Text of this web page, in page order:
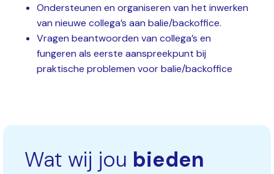
Ondersteunen en organiseren van het inwerken
van nieuwe collega’s aan balie/backoffice.
Vragen beantwoorden van collega’s en
fungeren als eerste aanspreekpunt bij
praktische problemen voor balie/backoffice
Wat wij jou bieden